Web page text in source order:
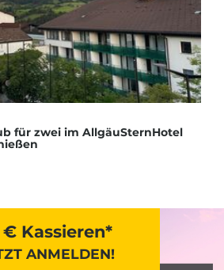
für zwei im AllgäuSternHotel
€ Kassieren*
ANMELDEN!